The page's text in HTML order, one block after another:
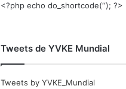
<?php echo do_shortcode(‘‘); ?>
Tweets de YVKE Mundial
Tweets by YVKE_Mundial